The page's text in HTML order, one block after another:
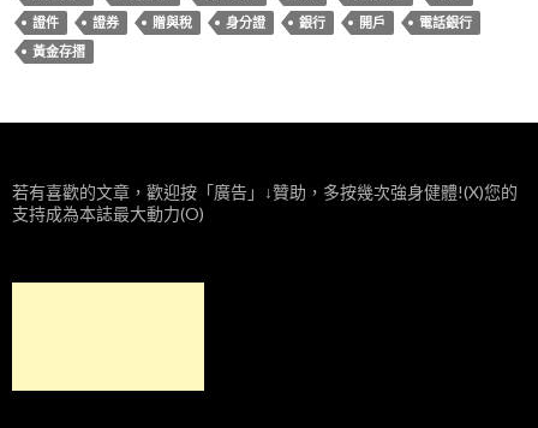
證件
證券 贈與稅 身分證 銀行 開戶
電話銀行
黃金存摺
若有喜歡的文章，歡迎按「廣告」↓贊助，多按幾次強身健體!(X)您的
支持成為本誌最大動力(O)